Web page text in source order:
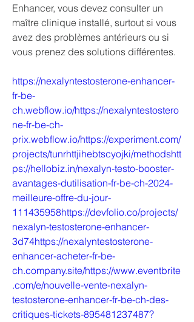
Enhancer, vous devez consulter un
maître clinique installé, surtout si vous
avez des problèmes antérieurs ou si
vous prenez des solutions différentes.
https://nexalyntestosterone-enhancer-
fr-be-
ch.webflow.io/https://nexalyntestostero
ne-fr-be-ch-
prix.webflow.io/https://experiment.com/
projects/tunrhttjihebtscyojki/methodshtt
ps://hellobiz.in/nexalyn-testo-booster-
avantages-dutilisation-fr-be-ch-2024-
meilleure-offre-du-jour-
111435958https://devfolio.co/projects/
nexalyn-testosterone-enhancer-
3d74https://nexalyntestosterone-
enhancer-acheter-fr-be-
ch.company.site/https://www.eventbrite
.com/e/nouvelle-vente-nexalyn-
testosterone-enhancer-fr-be-ch-des-
critiques-tickets-895481237487?